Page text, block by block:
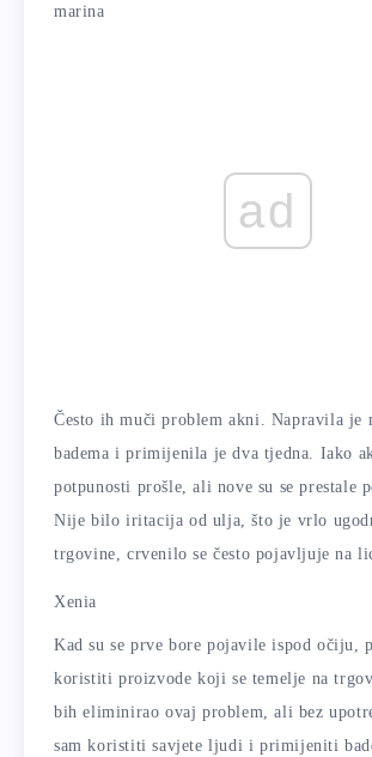
marina
ad
Često ih muči problem akni. Napravila je
badema i primijenila je dva tjedna. Iako
potpunosti prošle, ali nove su se prestale
Nije bilo iritacija od ulja, što je vrlo
trgovine, crvenilo se često pojavljuje na
Xenia
Kad su se prve bore pojavile ispod očiju,
koristiti proizvode koji se temelje na
bih eliminirao ovaj problem, ali bez
sam koristiti savjete ljudi i primijeniti